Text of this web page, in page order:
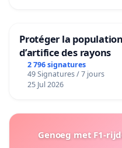
Protéger la
d’artifice des rayons
2 796 signatures
49 Signatures / 7 jours
25 Jul 2026
Genoeg met F1-